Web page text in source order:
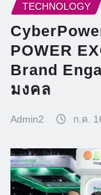
TECHNOLOGY
POWER
Brand
มงคล
Admin2 ก.ค.